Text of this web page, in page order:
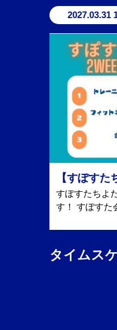
2027.03.31
すぽすたちよ
す！ すぽすた
タイムス